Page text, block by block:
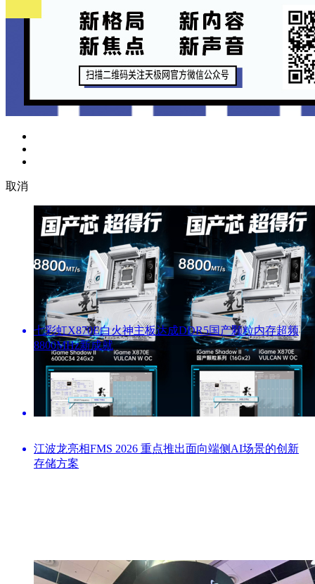
取消
七彩虹X870E白火神主板达成DDR5国产颗粒内存超频
8800MHz新成就
江波龙亮相FMS 2026 重点推出面向端侧AI场景的创新
存储方案